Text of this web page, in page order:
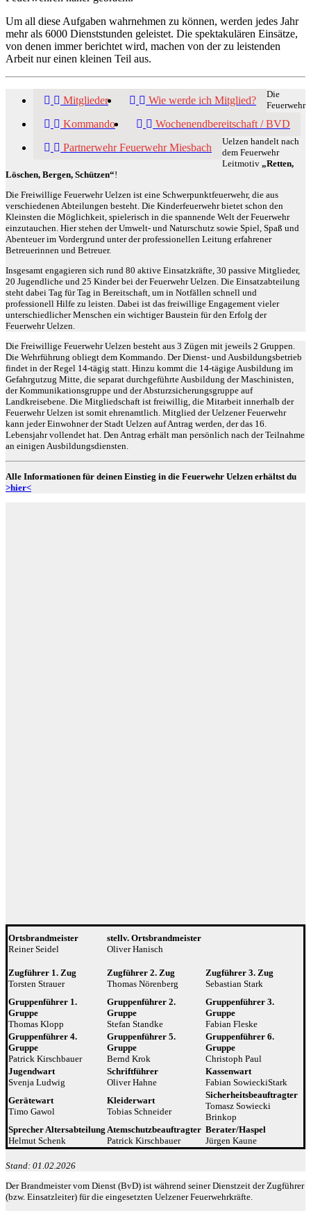
Um all diese Aufgaben wahrnehmen zu können, werden jedes Jahr
mehr als 6000 Dienststunden geleistet. Die spektakulären Einsätze,
von denen immer berichtet wird, machen von der zu leistenden
Arbeit nur einen kleinen Teil aus.
Mitglieder
Wie werde ich Mitglied?
Kommando
Wochenendbereitschaft / BVD
Partnerwehr Feuerwehr Miesbach
Die
Feuerwehr
Uelzen handelt nach
dem Feuerwehr
Leitmotiv „Retten,
Löschen, Bergen, Schützen“!
Die Freiwillige Feuerwehr Uelzen ist eine Schwerpunktfeuerwehr, die aus
verschiedenen Abteilungen besteht. Die Kinderfeuerwehr bietet schon den
Kleinsten die Möglichkeit, spielerisch in die spannende Welt der Feuerwehr
einzutauchen. Hier stehen der Umwelt- und Naturschutz sowie Spiel, Spaß und
Abenteuer im Vordergrund unter der professionellen Leitung erfahrener
Betreuerinnen und Betreuer.
Insgesamt engagieren sich rund 80 aktive Einsatzkräfte, 30 passive Mitglieder,
20 Jugendliche und 25 Kinder bei der Feuerwehr Uelzen. Die Einsatzabteilung
steht dabei Tag für Tag in Bereitschaft, um in Notfällen schnell und
professionell Hilfe zu leisten. Dabei ist das freiwillige Engagement vieler
unterschiedlicher Menschen ein wichtiger Baustein für den Erfolg der
Feuerwehr Uelzen.
Die Freiwillige Feuerwehr Uelzen besteht aus 3 Zügen mit jeweils 2 Gruppen.
Die Wehrführung obliegt dem Kommando. Der Dienst- und Ausbildungsbetrieb
findet in der Regel 14-tägig statt. Hinzu kommt die 14-tägige Ausbildung im
Gefahrgutzug Mitte, die separat durchgeführte Ausbildung der Maschinisten,
der Kommunikationsgruppe und der Absturzsicherungsgruppe auf
Landkreisebene. Die Mitgliedschaft ist freiwillig, die Mitarbeit innerhalb der
Feuerwehr Uelzen ist somit ehrenamtlich. Mitglied der Uelzener Feuerwehr
kann jeder Einwohner der Stadt Uelzen auf Antrag werden, der das 16.
Lebensjahr vollendet hat. Den Antrag erhält man persönlich nach der Teilnahme
an einigen Ausbildungsdiensten.
Alle Informationen für deinen Einstieg in die Feuerwehr Uelzen erhältst du
>hier<
Ortsbrandmeister
Reiner Seidel
stellv. Ortsbrandmeister
Oliver Hanisch
Zugführer 1. Zug
Torsten Strauer
Zugführer 2. Zug
Thomas Nörenberg
Zugführer 3. Zug
Sebastian Stark
Gruppenführer 1.
Gruppe
Thomas Klopp
Gruppenführer 2.
Gruppe
Stefan Standke
Gruppenführer 3.
Gruppe
Fabian Fleske
Gruppenführer 4.
Gruppe
Patrick Kirschbauer
Gruppenführer 5.
Gruppe
Bernd Krok
Gruppenführer 6.
Gruppe
Christoph Paul
Jugendwart
Svenja Ludwig
Schriftführer
Oliver Hahne
Kassenwart
Fabian SowieckiStark
Gerätewart
Timo Gawol
Kleiderwart
Tobias Schneider
Sicherheitsbeauftragter
Tomasz Sowiecki
Brinkop
Sprecher Altersabteilung
Helmut Schenk
Atemschutzbeauftragter
Patrick Kirschbauer
Berater/Haspel
Jürgen Kaune
Stand: 01.02.2026
Der Brandmeister vom Dienst (BvD) ist während seiner Dienstzeit der Zugführer
(bzw. Einsatzleiter) für die eingesetzten Uelzener Feuerwehrkräfte.